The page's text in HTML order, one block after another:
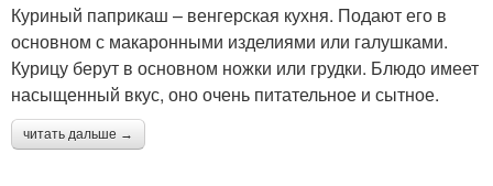
Куриный паприкаш – венгерская кухня. Подают его в
основном с макаронными изделиями или галушками.
Курицу берут в основном ножки или грудки. Блюдо имеет
насыщенный вкус, оно очень питательное и сытное.
читать дальше →